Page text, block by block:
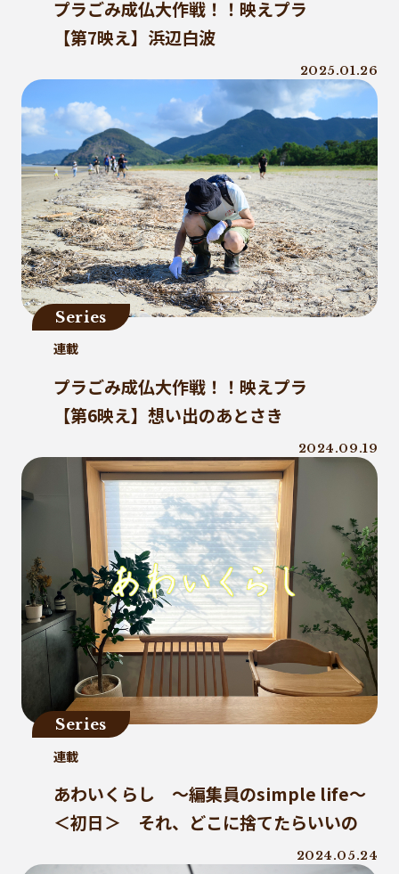
プラごみ成仏大作戦！！映えプラ
【第7映え】浜辺白波
2025.01.26
Series
連載
プラごみ成仏大作戦！！映えプラ
【第6映え】想い出のあとさき
2024.09.19
Series
連載
あわいくらし ～編集員のsimple life～
＜初日＞ それ、どこに捨てたらいいの
2024.05.24